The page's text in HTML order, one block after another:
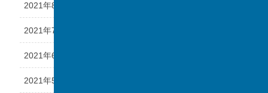
2021年8月
2021年7月
2021年6月
2021年5月